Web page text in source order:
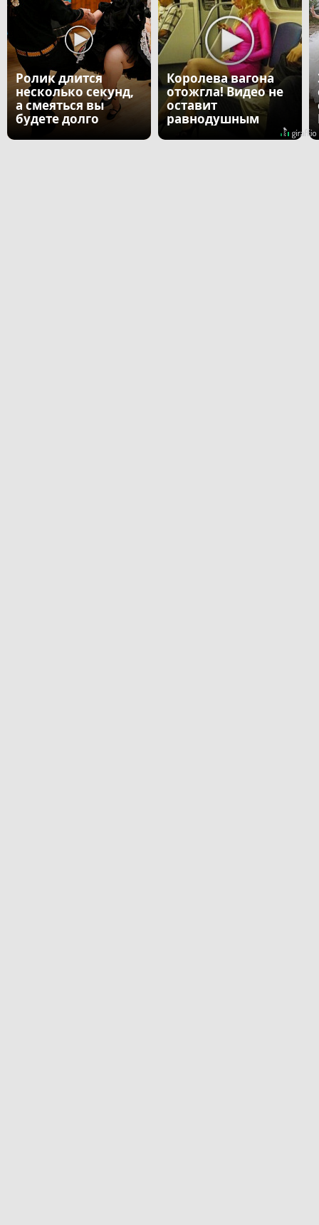
Ролик длится
несколько секунд,
а смеяться вы
будете долго
Королева вагона
отожгла! Видео не
оставит
равнодушным